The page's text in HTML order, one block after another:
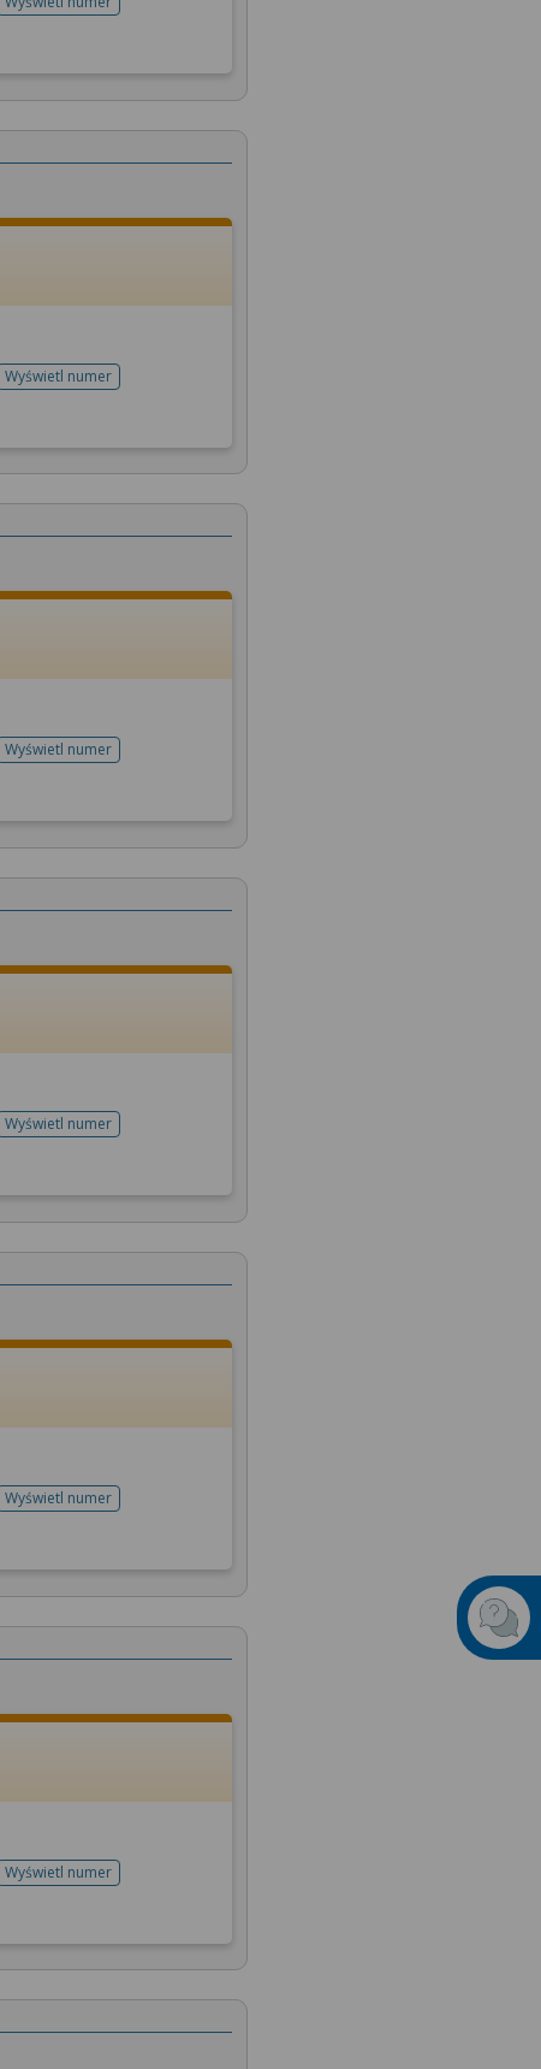
telefonu do rejestracji
Wyświetl numertelefonu do rejestracji
Wyświetl numertelefonu do rejestracji
Wyświetl numertelefonu do rejestracji
Wyświetl numertelefonu do rejestracji
Wyświetl numertelefonu do rejestracji